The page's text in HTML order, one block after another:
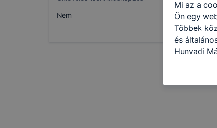
Nem
Mi az a
Ön egy
Többek
és
Hunyadi
cookie-
honlap